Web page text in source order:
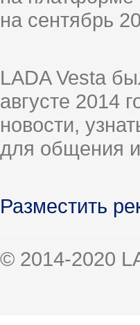
на сентябрь
LADA Vesta
августе 2014
новости,
для общения
Разместить
© 2014-2020